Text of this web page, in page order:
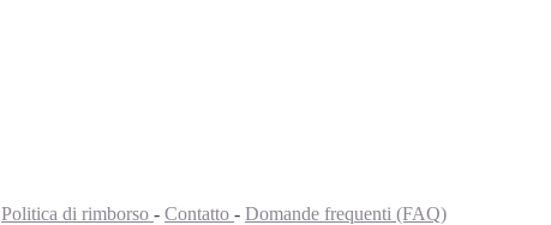
Politica di rimborso - Contatto - Domande frequenti (FAQ)